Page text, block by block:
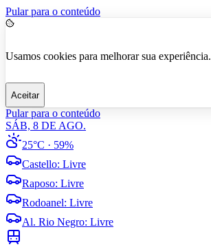
Pular para o conteúdo
Usamos cookies para melhorar sua experiência.
Aceitar
Pular para o conteúdo
SÁB, 8 DE AGO.
25°C · 59%
Castello: Livre
Raposo: Livre
Rodoanel: Livre
Al. Rio Negro: Livre